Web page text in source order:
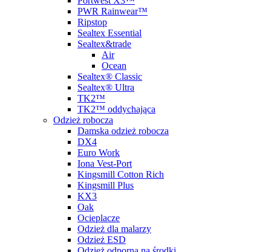
PWR Rainwear™
Ripstop
Sealtex Essential
Sealtex&trade
Air
Ocean
Sealtex® Classic
Sealtex® Ultra
TK2™
TK2™ oddychająca
Odzież robocza
Damska odzież robocza
DX4
Euro Work
Iona Vest-Port
Kingsmill Cotton Rich
Kingsmill Plus
KX3
Oak
Ocieplacze
Odzież dla malarzy
Odzież ESD